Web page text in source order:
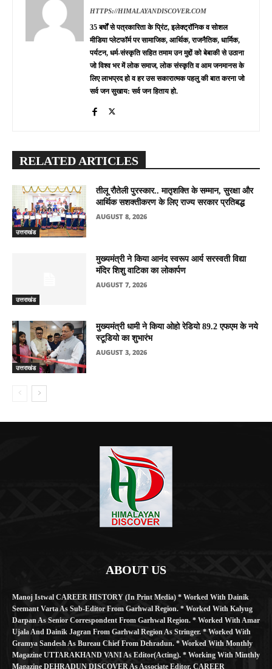
HTTPS://HIMALAYANDISCOVER.COM
35 बर्षों से पत्रकारिता के प्रिंट, इलेक्ट्रॉनिक व सोशल
मीडिया प्लेटफॉर्म पर सामाजिक, आर्थिक, राजनैतिक, धार्मिक,
पर्यटन, धर्म-संस्कृति सहित तमाम उन मुद्दों को बेबाकी से उठाना
जो विश्व भर में लोक समाज, लोक संस्कृति व आम जनमानस के
लिए लाभप्रद हो व हर उस सकारात्मक पहलु की बात करना जो
सर्व जन सुखाय: सर्व जन हिताय हो.
RELATED ARTICLES
उत्तराखंड
तीलू रौतेली पुरस्कार.. मातृशक्ति के सम्मान, सुरक्षा और
आर्थिक सशक्तीकरण के लिए राज्य सरकार प्रतिबद्ध
AUGUST 8, 2026
उत्तराखंड
मुख्यमंत्री ने किया आनंद स्वरूप आर्य सरस्वती विद्या
मंदिर शिशु वाटिका का लोकार्पण
AUGUST 7, 2026
उत्तराखंड
मुख्यमंत्री धामी ने किया ओहो रेडियो 89.2 एफएम के नये
स्टूडियो का शुभारंभ
AUGUST 3, 2026
ABOUT US
Manoj Istwal CAREER HISTORY (in Print Media) * Worked With Dainik
Seemant Varta As Sub-Editor From Garhwal Region. * Worked With Kalyug
Darpan As Senior Correspondent From Garhwal Region. * Worked With Amar
Ujala And Dainik Jagran From Garhwal Region As Stringer. * Worked With
Gramya Sandesh As Bureau Chief From Dehradun. * Worked With Monthly
Magazine UTTARAKHAND VANI As Editor(Acting). * Working With Minthly
Magazine DEHRADUN DISCOVER As Associate Editor. CAREER